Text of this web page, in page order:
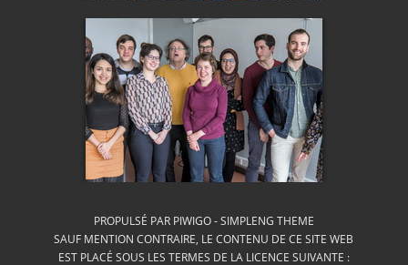
PROPULSÉ PAR PIWIGO-SIMPLENG THEME
SAUF MENTION CONTRAIRE, LE CONTENU DE CE SITE WEB
EST PLACÉ SOUS LES TERMES DE LA LICENCE SUIVANTE :